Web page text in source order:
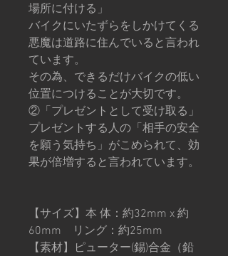
場所に付ける」
バイクにいたずらをしかけてくる
悪魔は道路に住んでいると言われ
ています。
その為、できるだけバイクの低い
位置につけることが大切です。
②「プレゼントとして受け取る」
プレゼントする人の「相手の安全
を願う気持ち」がこめられて、効
果が倍増すると言われています。
【サイズ】本 体：約32mm x 約
60mm リング：約25mm
【素材】ピューター(錫)合金（鉛